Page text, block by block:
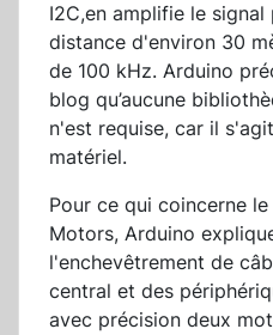
I2C,en amplifie le
distance d'environ 30
de 100 kHz. Arduino
blog qu’aucune
n'est requise, car il
matériel.
Pour ce qui coincerne
Motors, Arduino
l'enchevêtrement de
central et des
avec précision deux